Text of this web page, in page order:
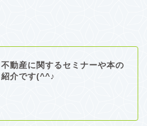
不動産に関するセミナーや本の
紹介です(^^♪